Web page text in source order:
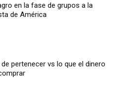
en la fase de grupos a la
de América
de pertenecer vs lo que el dinero